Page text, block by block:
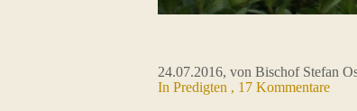
24.07.2016, von Bischof Stefan
In Predigten , 17 Kommentare